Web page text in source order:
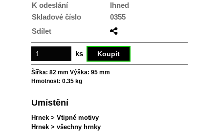
K odeslání
Ihned
Skladové číslo
0355
Sdílet
ks
Šířka: 82 mm Výška: 95 mm
Hmotnost: 0.35 kg
Umístění
Hrnek > Vtipné motivy
Hrnek > všechny hrnky